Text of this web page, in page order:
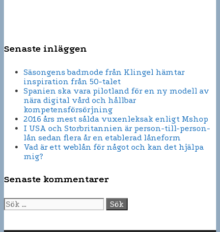
Senaste inläggen
Säsongens badmode från Klingel hämtar
inspiration från 50-talet
Spanien ska vara pilotland för en ny modell av
nära digital vård och hållbar
kompetensförsörjning
2016 års mest sålda vuxenleksak enligt Mshop
I USA och Storbritannien är person-till-person-
lån sedan flera år en etablerad låneform
Vad är ett weblån för något och kan det hjälpa
mig?
Senaste kommentarer
Sök
efter: